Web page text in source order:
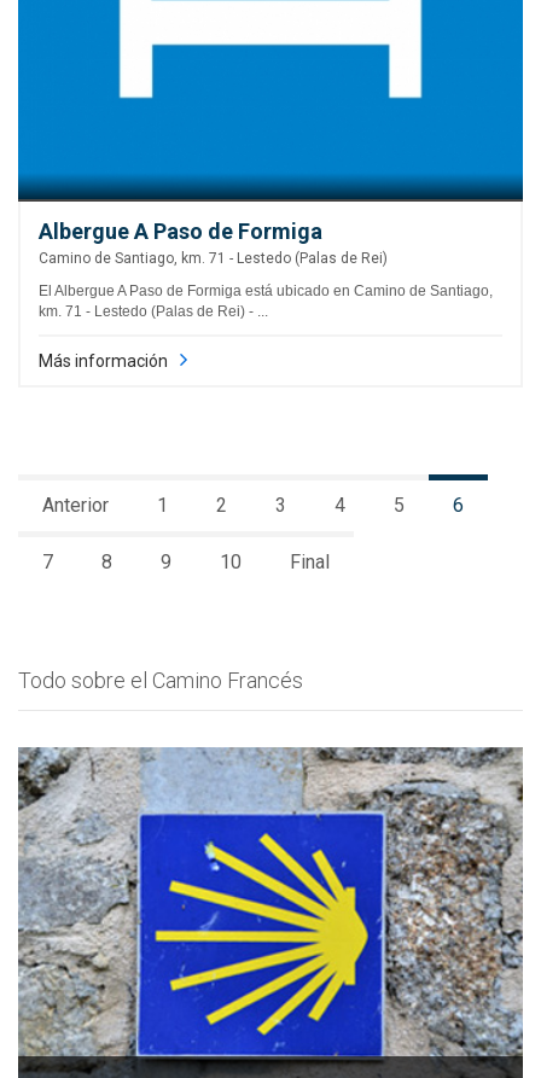
Albergue A Paso de Formiga
Camino de Santiago, km. 71 - Lestedo (Palas de Rei)
El Albergue A Paso de Formiga está ubicado en Camino de Santiago,
km. 71 - Lestedo (Palas de Rei) - ...
Más información
Anterior 1 2 3 4 5 6
7 8 9 10 Final
Todo sobre el Camino Francés